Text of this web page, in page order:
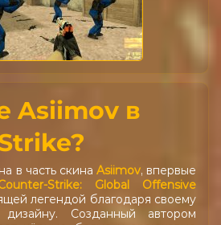
Asiimov в
в часть скина Asiimov, впервые
Strike: Global Offensive
легендой благодаря своему
дизайну. Созданный автором